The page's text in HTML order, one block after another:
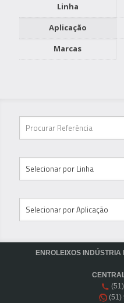
Linha
Aplicação
Marcas
ENROLEIXOS
(51)